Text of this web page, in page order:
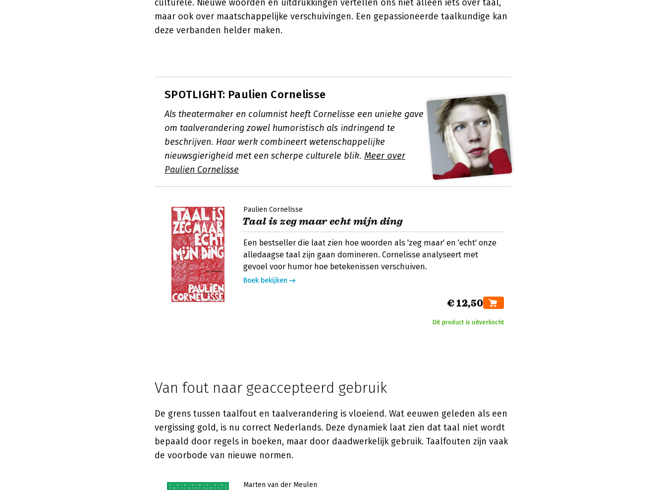
culturele. Nieuwe woorden en uitdrukkingen vertellen ons niet alleen iets over taal,
maar ook over maatschappelijke verschuivingen. Een gepassioneerde taalkundige kan
deze verbanden helder maken.
SPOTLIGHT: Paulien Cornelisse
Als theatermaker en columnist heeft Cornelisse een unieke gave
om taalverandering zowel humoristisch als indringend te
beschrijven. Haar werk combineert wetenschappelijke
nieuwsgierigheid met een scherpe culturele blik. Meer over
Paulien Cornelisse
Paulien Cornelisse
Taal is zeg maar echt mijn ding
Een bestseller die laat zien hoe woorden als 'zeg maar' en 'echt' onze
alledaagse taal zijn gaan domineren. Cornelisse analyseert met
gevoel voor humor hoe betekenissen verschuiven.
Boek bekijken
€ 12,50
Dit product is uitverkocht
Van fout naar geaccepteerd gebruik
De grens tussen taalfout en taalverandering is vloeiend. Wat eeuwen geleden als een
vergissing gold, is nu correct Nederlands. Deze dynamiek laat zien dat taal niet wordt
bepaald door regels in boeken, maar door daadwerkelijk gebruik. Taalfouten zijn vaak
de voorbode van nieuwe normen.
Marten van der Meulen